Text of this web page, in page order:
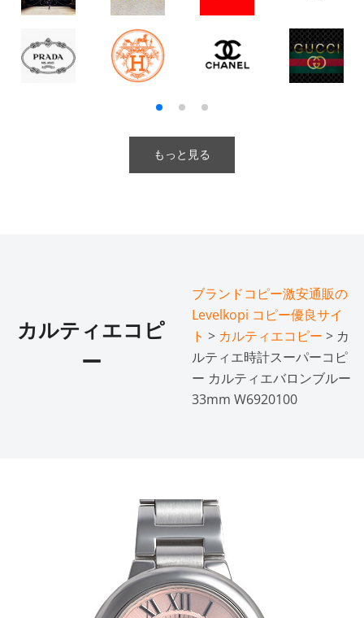
もっと見る
カルティエコピ
ー
ブランドコピー激安通販の
Levelkopi コピー優良サイ
ト > カルティエコピー > カ
ルティエ時計スーパーコピ
ー カルティエバロンブルー
33mm W6920100